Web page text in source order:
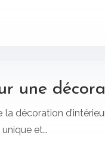
une
décoration
et…